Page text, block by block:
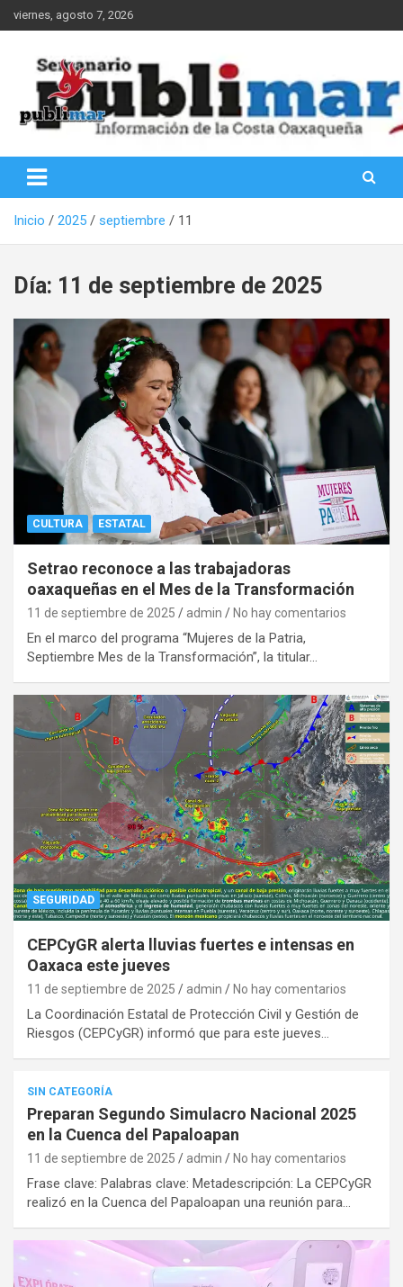
Saltar
al
viernes, agosto 7, 2026
PubliMar
Inicio 2025 septiembre 11
Día: 11 de septiembre de 2025
CULTURA ESTATAL
Setrao reconoce a las trabajadoras
oaxaqueñas en el Mes de la Transformación
11 de septiembre de 2025 admin No hay comentarios
En el marco del programa “Mujeres de la Patria,
Septiembre Mes de la Transformación”, la titular…
SEGURIDAD
CEPCyGR alerta lluvias fuertes e intensas en
Oaxaca este jueves
11 de septiembre de 2025 admin No hay comentarios
La Coordinación Estatal de Protección Civil y Gestión de
Riesgos (CEPCyGR) informó que para este jueves…
SIN CATEGORÍA
Preparan Segundo Simulacro Nacional 2025
en la Cuenca del Papaloapan
11 de septiembre de 2025 admin No hay comentarios
Frase clave: Palabras clave: Metadescripción: La CEPCyGR
realizó en la Cuenca del Papaloapan una reunión para…